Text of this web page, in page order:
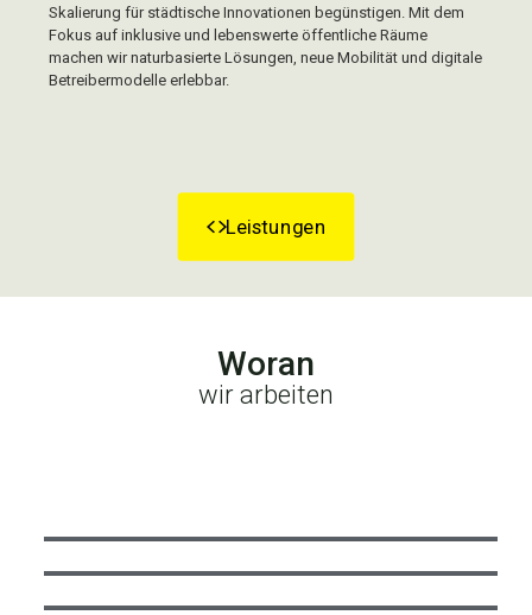
Skalierung für städtische Innovationen begünstigen. Mit dem
Fokus auf inklusive und lebenswerte öffentliche Räume
machen wir naturbasierte Lösungen, neue Mobilität und digitale
Betreibermodelle erlebbar.
Leistungen
Woran
wir arbeiten